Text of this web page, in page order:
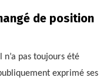
de position
n’a pas toujours été
exprimé ses